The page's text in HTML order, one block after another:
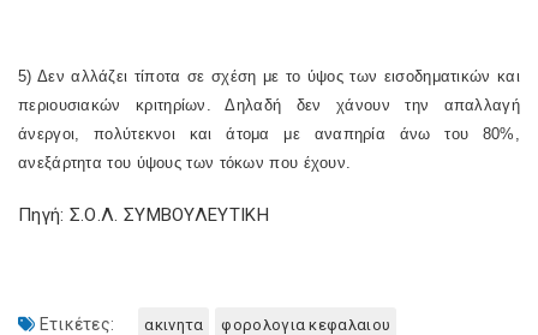
5) Δεν αλλάζει τίποτα σε σχέση με το ύψος των εισοδηματικών και
περιουσιακών κριτηρίων. Δηλαδή δεν χάνουν την απαλλαγή
άνεργοι, πολύτεκνοι και άτομα με αναπηρία άνω του 80%,
ανεξάρτητα του ύψους των τόκων που έχουν.
Πηγή: Σ.Ο.Λ. ΣΥΜΒΟΥΛΕΥΤΙΚΗ
Ετικέτες: ακινητα φορολογια κεφαλαιου